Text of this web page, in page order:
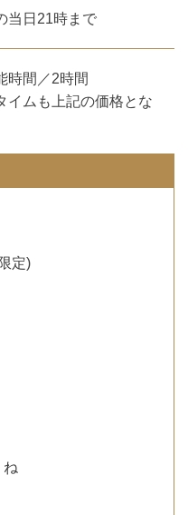
当日21時まで
時間／2時間
イムも上記の価格とな
定)
ね